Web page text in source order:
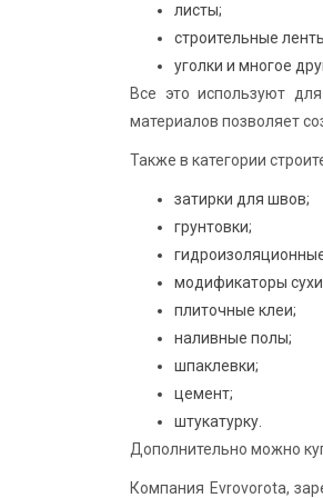
листы;
строительные
уголки и многое
Все это используют
материалов позволяет
Также в категории
затирки для швов;
грунтовки;
модификаторы
плиточные клеи;
наливные полы;
шпаклевки;
цемент;
штукатурку.
Дополнительно можно
Компания Evrovorota,